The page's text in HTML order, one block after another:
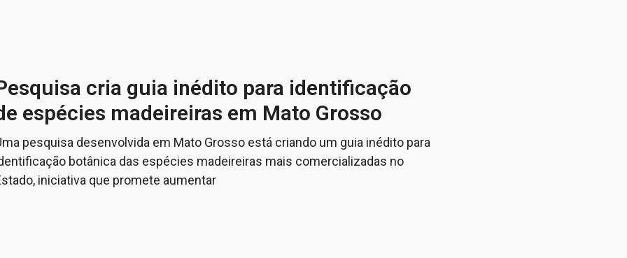
cria guia inédito para identificação
espécies madeireiras em Mato Grosso
pesquisa desenvolvida em Mato Grosso está criando um guia inédito para
botânica das espécies madeireiras mais comercializadas no
iniciativa que promete aumentar